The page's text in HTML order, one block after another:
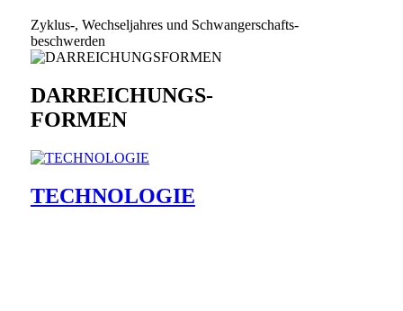
Zyklus-, Wechseljahres und Schwangerschafts-
beschwerden
DARREICHUNGS-
FORMEN
TECHNOLOGIE